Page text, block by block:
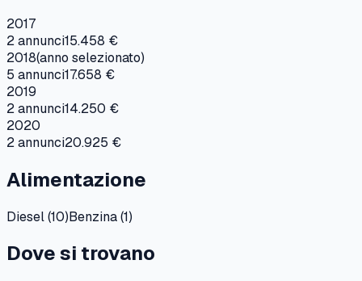
2017
2annunci15.458 €
2018(anno selezionato)
5 annunci17.658 €
2019
2annunci14.250 €
2020
2annunci20.925 €
Alimentazione
Diesel(10)Benzina(1)
Dove si trovano